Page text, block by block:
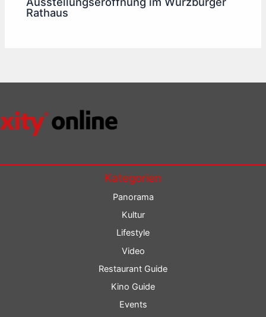
Rathaus
Kategorien
Panorama
Kultur
Lifestyle
Video
Restaurant Guide
Kino Guide
Events